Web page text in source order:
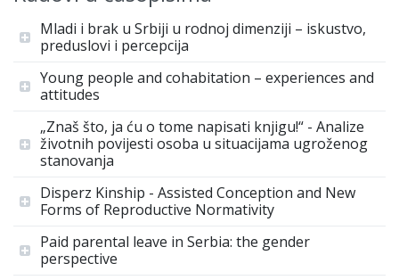
Mladi i brak u Srbiji u rodnoj dimenziji – iskustvo,
preduslovi i percepcija
Young people and cohabitation – experiences and
attitudes
„Znaš što, ja ću o tome napisati knjigu!“ - Analize
životnih povijesti osoba u situacijama ugroženog
stanovanja
Disperz Kinship - Assisted Conception and New
Forms of Reproductive Normativity
Paid parental leave in Serbia: the gender
perspective